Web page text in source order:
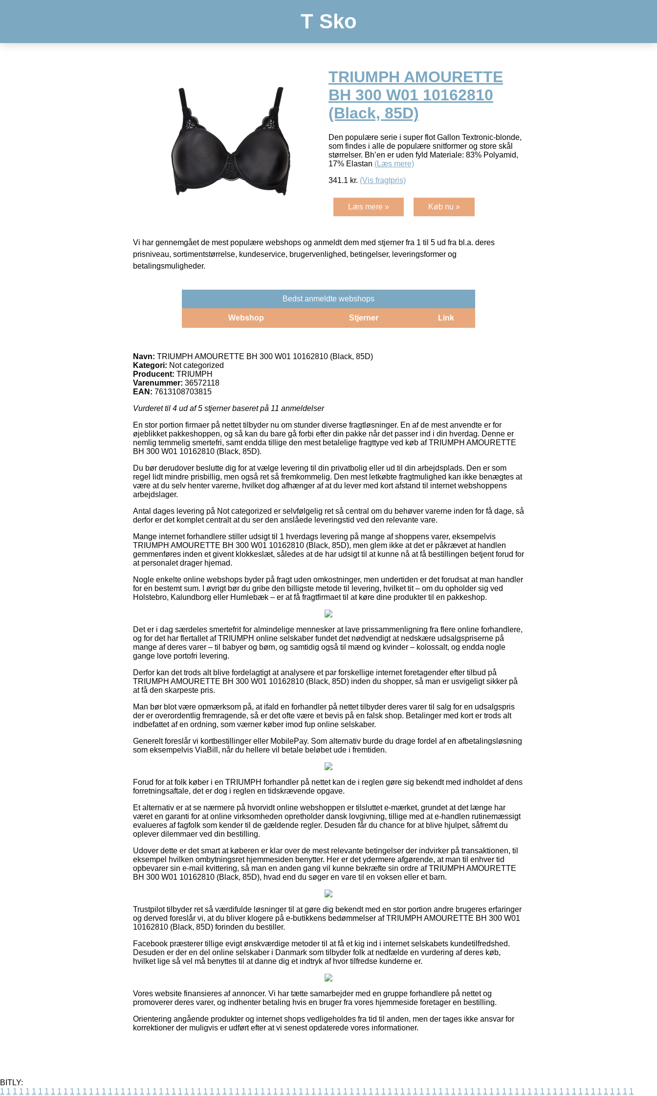
T Sko
TRIUMPH AMOURETTE
BH 300 W01 10162810
(Black, 85D)
Den populære serie i super flot Gallon Textronic-blonde,
som findes i alle de populære snitformer og store skål
størrelser. Bh’en er uden fyld Materiale: 83% Polyamid,
17% Elastan (Læs mere)
341.1 kr. (Vis fragtpris)
Læs mere » Køb nu »
Vi har gennemgået de mest populære webshops og anmeldt dem med stjerner fra 1 til 5 ud fra bl.a. deres
prisniveau, sortimentstørrelse, kundeservice, brugervenlighed, betingelser, leveringsformer og
betalingsmuligheder.
Bedst anmeldte webshops
Webshop Stjerner Link
Navn: TRIUMPH AMOURETTE BH 300 W01 10162810 (Black, 85D)
Kategori: Not categorized
Producent: TRIUMPH
Varenummer: 36572118
EAN: 7613108703815
Vurderet til 4 ud af 5 stjerner baseret på 11 anmeldelser
En stor portion firmaer på nettet tilbyder nu om stunder diverse fragtløsninger. En af de mest anvendte er for
øjeblikket pakkeshoppen, og så kan du bare gå forbi efter din pakke når det passer ind i din hverdag. Denne er
nemlig temmelig smertefri, samt endda tillige den mest betalelige fragttype ved køb af TRIUMPH AMOURETTE
BH 300 W01 10162810 (Black, 85D).
Du bør derudover beslutte dig for at vælge levering til din privatbolig eller ud til din arbejdsplads. Den er som
regel lidt mindre prisbillig, men også ret så fremkommelig. Den mest letkøbte fragtmulighed kan ikke benægtes at
være at du selv henter varerne, hvilket dog afhænger af at du lever med kort afstand til internet webshoppens
arbejdslager.
Antal dages levering på Not categorized er selvfølgelig ret så central om du behøver varerne inden for få dage, så
derfor er det komplet centralt at du ser den anslåede leveringstid ved den relevante vare.
Mange internet forhandlere stiller udsigt til 1 hverdags levering på mange af shoppens varer, eksempelvis
TRIUMPH AMOURETTE BH 300 W01 10162810 (Black, 85D), men glem ikke at det er påkrævet at handlen
gemmenføres inden et givent klokkeslæt, således at de har udsigt til at kunne nå at få bestillingen betjent forud for
at personalet drager hjemad.
Nogle enkelte online webshops byder på fragt uden omkostninger, men undertiden er det forudsat at man handler
for en bestemt sum. I øvrigt bør du gribe den billigste metode til levering, hvilket tit – om du opholder sig ved
Holstebro, Kalundborg eller Humlebæk – er at få fragtfirmaet til at køre dine produkter til en pakkeshop.
Det er i dag særdeles smertefrit for almindelige mennesker at lave prissammenligning fra flere online forhandlere,
og for det har flertallet af TRIUMPH online selskaber fundet det nødvendigt at nedskære udsalgspriserne på
mange af deres varer – til babyer og børn, og samtidig også til mænd og kvinder – kolossalt, og endda nogle
gange love portofri levering.
Derfor kan det trods alt blive fordelagtigt at analysere et par forskellige internet foretagender efter tilbud på
TRIUMPH AMOURETTE BH 300 W01 10162810 (Black, 85D) inden du shopper, så man er usvigeligt sikker på
at få den skarpeste pris.
Man bør blot være opmærksom på, at ifald en forhandler på nettet tilbyder deres varer til salg for en udsalgspris
der er overordentlig fremragende, så er det ofte være et bevis på en falsk shop. Betalinger med kort er trods alt
indbefattet af en ordning, som værner køber imod fup online selskaber.
Generelt foreslår vi kortbestillinger eller MobilePay. Som alternativ burde du drage fordel af en afbetalingsløsning
som eksempelvis ViaBill, når du hellere vil betale beløbet ude i fremtiden.
Forud for at folk køber i en TRIUMPH forhandler på nettet kan de i reglen gøre sig bekendt med indholdet af dens
forretningsaftale, det er dog i reglen en tidskrævende opgave.
Et alternativ er at se nærmere på hvorvidt online webshoppen er tilsluttet e-mærket, grundet at det længe har
været en garanti for at online virksomheden opretholder dansk lovgivning, tillige med at e-handlen rutinemæssigt
evalueres af fagfolk som kender til de gældende regler. Desuden får du chance for at blive hjulpet, såfremt du
oplever dilemmaer ved din bestilling.
Udover dette er det smart at køberen er klar over de mest relevante betingelser der indvirker på transaktionen, til
eksempel hvilken ombytningsret hjemmesiden benytter. Her er det ydermere afgørende, at man til enhver tid
opbevarer sin e-mail kvittering, så man en anden gang vil kunne bekræfte sin ordre af TRIUMPH AMOURETTE
BH 300 W01 10162810 (Black, 85D), hvad end du søger en vare til en voksen eller et barn.
Trustpilot tilbyder ret så værdifulde løsninger til at gøre dig bekendt med en stor portion andre brugeres erfaringer
og derved foreslår vi, at du bliver klogere på e-butikkens bedømmelser af TRIUMPH AMOURETTE BH 300 W01
10162810 (Black, 85D) forinden du bestiller.
Facebook præsterer tillige evigt ønskværdige metoder til at få et kig ind i internet selskabets kundetilfredshed.
Desuden er der en del online selskaber i Danmark som tilbyder folk at nedfælde en vurdering af deres køb,
hvilket lige så vel må benyttes til at danne dig et indtryk af hvor tilfredse kunderne er.
Vores website finansieres af annoncer. Vi har tætte samarbejder med en gruppe forhandlere på nettet og
promoverer deres varer, og indhenter betaling hvis en bruger fra vores hjemmeside foretager en bestilling.
Orientering angående produkter og internet shops vedligeholdes fra tid til anden, men der tages ikke ansvar for
korrektioner der muligvis er udført efter at vi senest opdaterede vores informationer.
BITLY:
1 1 1 1 1 1 1 1 1 1 1 1 1 1 1 1 1 1 1 1 1 1 1 1 1 1 1 1 1 1 1 1 1 1 1 1 1 1 1 1 1 1 1 1 1 1 1 1 1 1 1 1 1 1 1 1 1 1 1 1 1 1 1 1 1 1 1 1 1 1 1 1 1 1 1 1 1 1 1 1 1 1 1 1 1 1 1 1 1 1 1 1 1 1 1 1 1 1 1 1